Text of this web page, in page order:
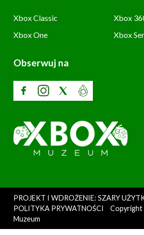
Xbox Classic
Xbox
Xbox One
Xbox
Obserwuj na
PROJEKT I WDROŻENIE: SZARY
POLITYKA PRYWATNOŚCI
Copyright
Muzeum